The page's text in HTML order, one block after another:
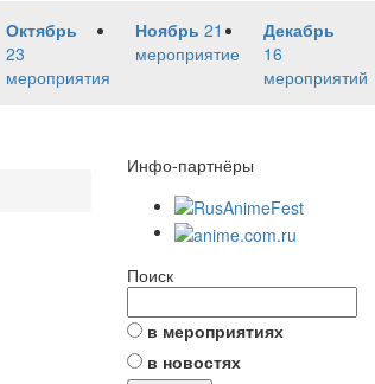
Октябрь
23
мероприятия
Ноябрь 21
мероприятие
Декабрь
16
мероприятий
Инфо-партнёры
Поиск
в мероприятиях
в новостях